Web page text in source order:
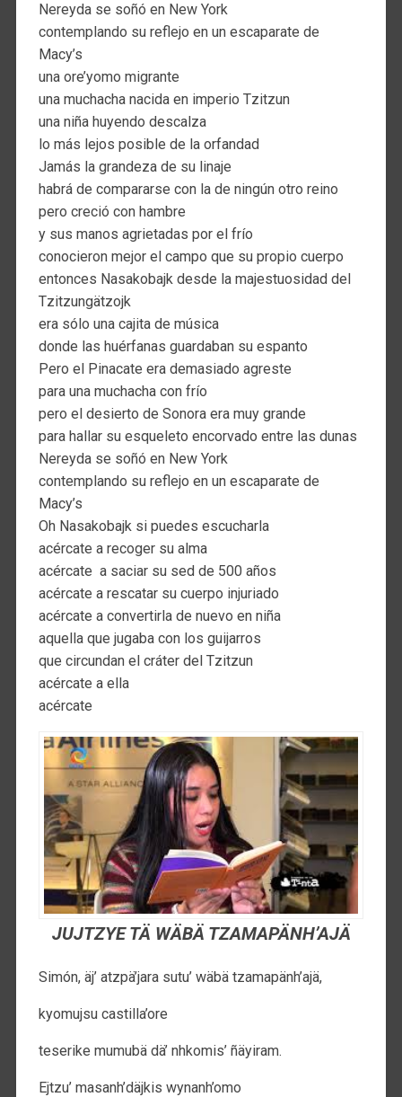
Nereyda se soñó en New York
contemplando su reflejo en un escaparate de
Macy’s
una ore’yomo migrante
una muchacha nacida en imperio Tzitzun
una niña huyendo descalza
lo más lejos posible de la orfandad
Jamás la grandeza de su linaje
habrá de compararse con la de ningún otro reino
pero creció con hambre
y sus manos agrietadas por el frío
conocieron mejor el campo que su propio cuerpo
entonces Nasakobajk desde la majestuosidad del
Tzitzungätzojk
era sólo una cajita de música
donde las huérfanas guardaban su espanto
Pero el Pinacate era demasiado agreste
para una muchacha con frío
pero el desierto de Sonora era muy grande
para hallar su esqueleto encorvado entre las dunas
Nereyda se soñó en New York
contemplando su reflejo en un escaparate de
Macy’s
Oh Nasakobajk si puedes escucharla
acércate a recoger su alma
acércate a saciar su sed de 500 años
acércate a rescatar su cuerpo injuriado
acércate a convertirla de nuevo en niña
aquella que jugaba con los guijarros
que circundan el cráter del Tzitzun
acércate a ella
acércate
JUJTZYE TÄ WÄBÄ TZAMAPÄNH’AJÄ
Simón, äj’ atzpä’jara sutu’ wäbä tzamapänh’ajä,
kyomujsu castilla’ore
teserike mumubä dä’ nhkomis’ ñäyiram.
Ejtzu’ masanh’däjkis wynanh’omo